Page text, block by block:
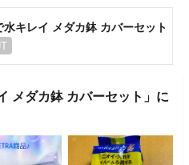
キレイ メダカ鉢 カバーセット
メダカ鉢 カバーセット」に